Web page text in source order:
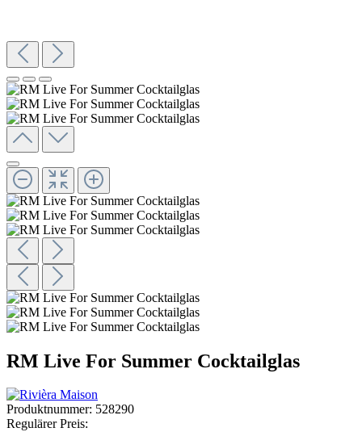
RM Live For Summer Cocktailglas
Produktnummer: 528290
Regulärer Preis: